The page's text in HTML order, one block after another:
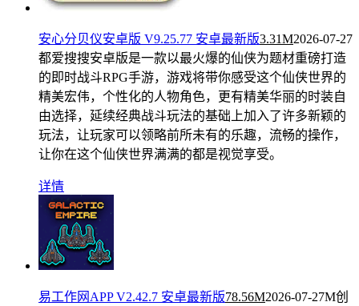
安心分贝仪安卓版 V9.25.77 安卓最新版3.31M2026-07-27
都爱搜搜安卓版是一款以最火爆的仙侠为题材重磅打造
的即时战斗RPG手游，游戏将带你感受这个仙侠世界的
精美宏伟，个性化的人物角色，更有精美华丽的时装自
由选择，延续经典战斗玩法的基础上加入了许多新颖的
玩法，让玩家可以领略前所未有的乐趣，流畅的操作，
让你在这个仙侠世界满满的都是视觉享受。
详情
易工作网APP V2.42.7 安卓最新版78.56M2026-07-27M创